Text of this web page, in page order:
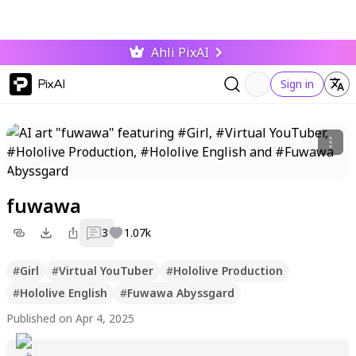
Ahli PixAI
PixAI Sign in
fuwawa
3 1.07k
#Girl #Virtual YouTuber #Hololive Production
#Hololive English #Fuwawa Abyssgard
Published on Apr 4, 2025